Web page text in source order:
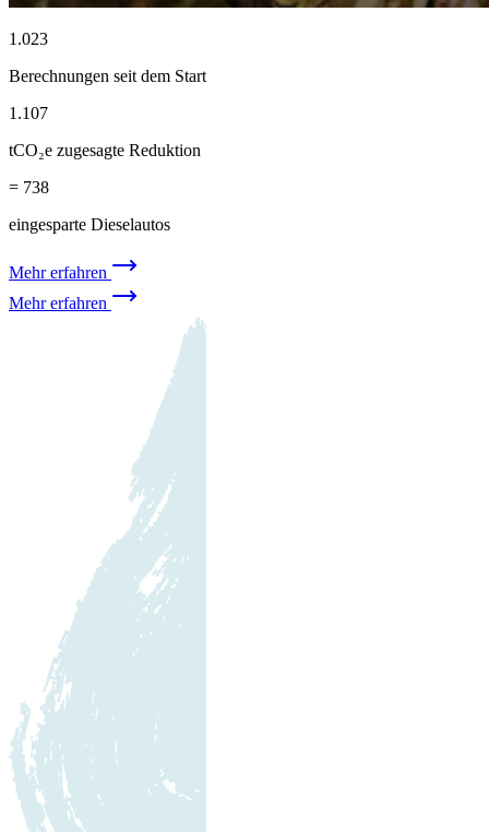
1.023
Berechnungen seit dem Start
1.107
tCO₂e zugesagte Reduktion
= 738
eingesparte Dieselautos
Mehr erfahren
Mehr erfahren